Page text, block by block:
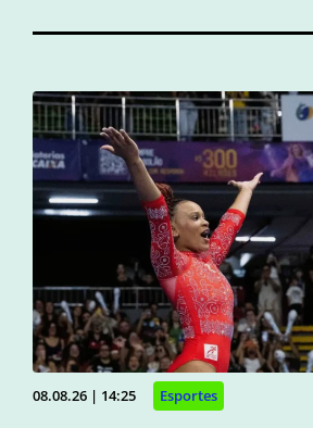
08.08.26 | 14:25 Esportes